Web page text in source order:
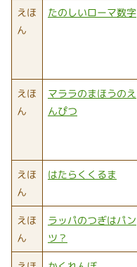
えほ
ん
たのしいローマ数字
えほ
ん
マララのまほうのえ
んぴつ
えほ
ん
はたらくくるま
えほ
ん
ラッパのつぎはパン
ツ？